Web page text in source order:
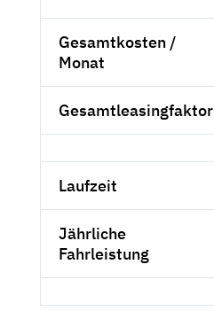
Gesamtkosten /
Monat
Gesamtleasingfaktor
Laufzeit
Jährliche
Fahrleistung